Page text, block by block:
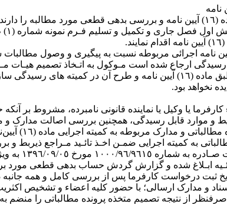
طبق ماده ٥٠ قانون تامین اجتماعی و آئین نامه اجرائی مربوطه نسبت به
ارجاع شده است مـوکول به اتـخاذ تصمیم هیـات
تذکر ٣ ‏‏‏- درخواست کارفرما جهت بررسی تمام یا بخشی از بدهی قطعی طبق ماده
نخواهد بود.
یا وکیل یا نماینده قانونی نامبرده، مشروط بر
مربوطه به کمیته اجرایی ماده (١٦) آیین‌نامه اقدام نمایند.
به کمیته اجرایی ضمـن اخـذ تائـید مـراجع
دقیق بند
ابـلاغ شده و گزارش گردش حساب بدهی قطعی مورد
اجرایی مکلف می باشند حداکثر ظرف مدت ٢٠ روز از تاریخ ثبت درخواست کارفرما
و مدارک ارسالی؛ با حضور کلیه اعضاء و تشخیص
و ثبت آن در دبیرخانه، صرفنظر از نتیجه تصمیم متخذه پرونده